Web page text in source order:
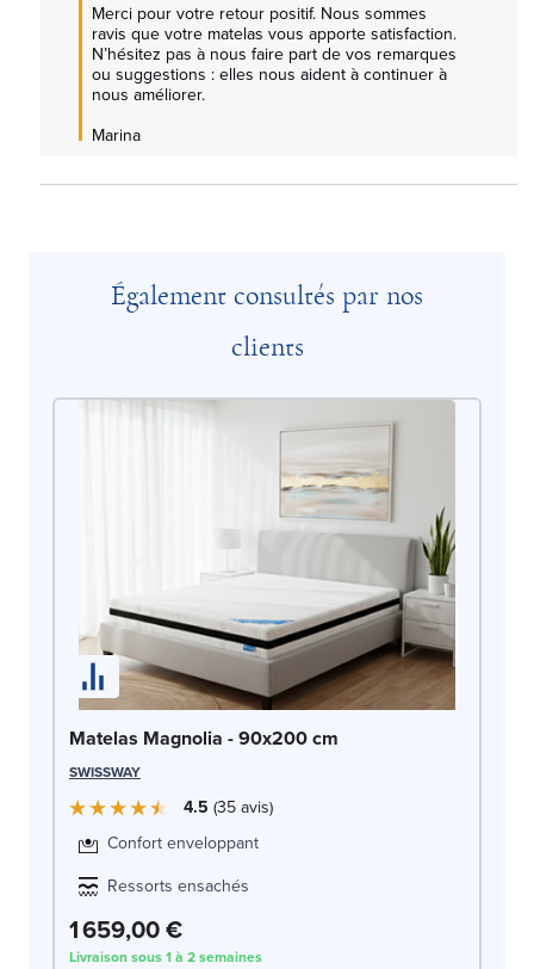
Merci pour votre retour positif. Nous sommes
ravis que votre matelas vous apporte satisfaction.
N’hésitez pas à nous faire part de vos remarques
ou suggestions : elles nous aident à continuer à
nous améliorer.
Marina
Également consultés par nos
clients
Matelas Magnolia - 90x200 cm
SWISSWAY
4.5 35avis
Confort enveloppant
Ressorts ensachés
1 659,00 €
Livraison sous 1 à 2 semaines